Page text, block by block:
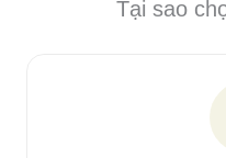
Tại sao